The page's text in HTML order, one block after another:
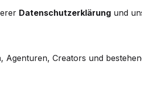
Datenschutzerklärung und
Creators und